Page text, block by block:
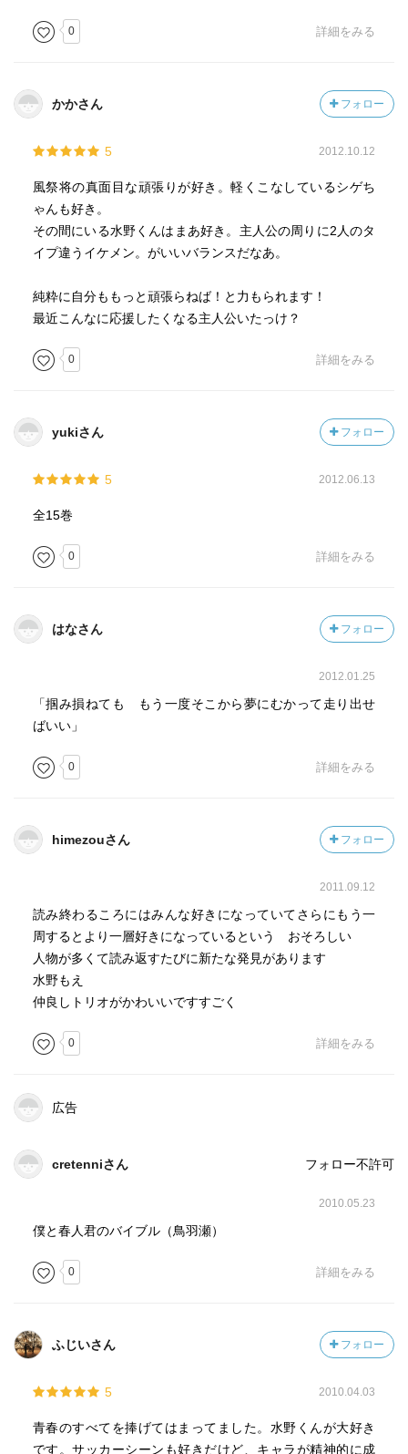
0 詳細をみる
かかさん フォロー
5 2012.10.12
風祭将の真面目な頑張りが好き。軽くこなしているシゲち
ゃんも好き。
その間にいる水野くんはまあ好き。主人公の周りに2人のタ
イプ違うイケメン。がいいバランスだなあ。
純粋に自分ももっと頑張らねば！と力もられます！
最近こんなに応援したくなる主人公いたっけ？
0 詳細をみる
yukiさん フォロー
5 2012.06.13
全15巻
0 詳細をみる
はなさん フォロー
2012.01.25
「掴み損ねても もう一度そこから夢にむかって走り出せ
ばいい」
0 詳細をみる
himezouさん フォロー
2011.09.12
読み終わるころにはみんな好きになっていてさらにもう一
周するとより一層好きになっているという おそろしい
人物が多くて読み返すたびに新たな発見があります
水野もえ
仲良しトリオがかわいいですすごく
0 詳細をみる
広告
cretenniさん フォロー不許可
2010.05.23
僕と春人君のバイブル（鳥羽瀬）
0 詳細をみる
ふじいさん フォロー
5 2010.04.03
青春のすべてを捧げてはまってました。水野くんが大好き
です。サッカーシーンも好きだけど、キャラが精神的に成